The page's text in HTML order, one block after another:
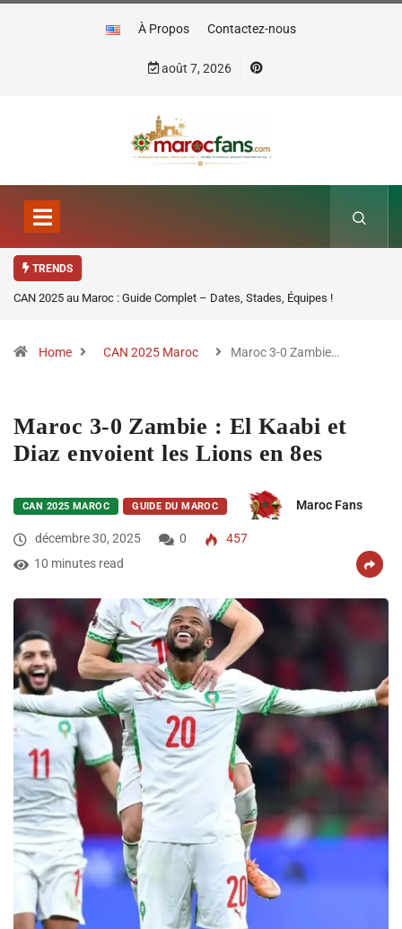
À Propos Contactez-nous
août 7, 2026
TRENDS
CAN 2025 au Maroc : Guide Complet – Dates, Stades, Équipes !
Home CAN 2025 Maroc Maroc 3-0 Zambie…
Maroc 3-0 Zambie : El Kaabi et
Diaz envoient les Lions en 8es
CAN 2025 MAROC GUIDE DU MAROC Maroc Fans
décembre 30, 2025 0
457
10 minutes read